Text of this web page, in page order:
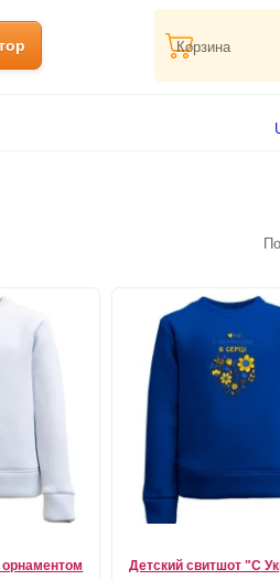
Корзина
орнаментом
Детский свитшот "С